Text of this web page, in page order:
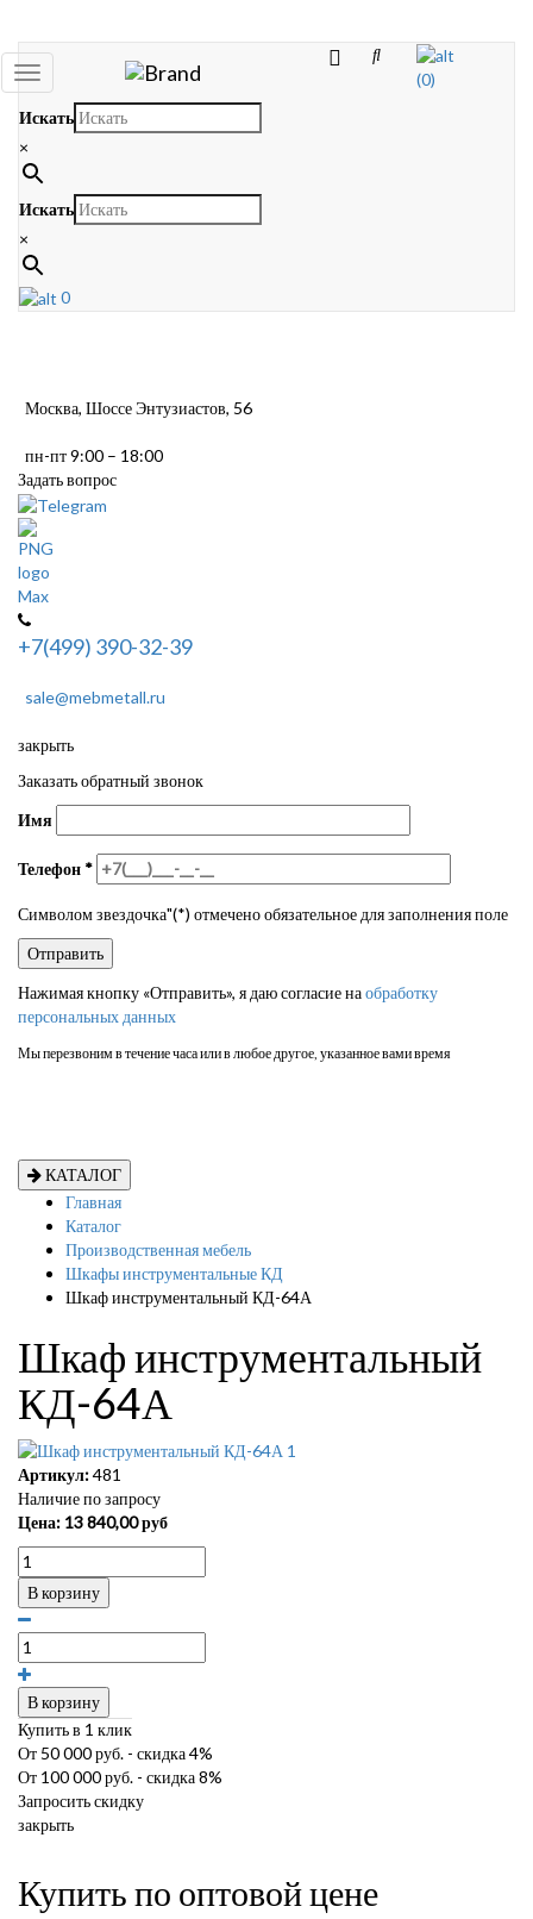
Toggle
navigation
(0)
Искать
×
Искать
×
0
Москва, Шоссе Энтузиастов, 56
пн-пт 9:00 – 18:00
Задать вопрос
+7(499) 390-32-39
sale@mebmetall.ru
закрыть
Заказать обратный звонок
Имя
Телефон *
Символом звездочка"(*) отмечено обязательное для заполнения поле
Нажимая кнопку «Отправить», я даю согласие наобработку
персональных данных
Мы перезвоним в течение часа или в любое другое, указанное вами время
КАТАЛОГ
Главная
Каталог
Производственная мебель
Шкафы инструментальные КД
Шкаф инструментальный КД-64А
Шкаф инструментальный
КД-64А
Артикул:481
Наличие по запросу
Цена: 13 840,00руб
В корзину
В корзину
Купить в 1 клик
От 50 000 руб. - скидка 4%
От 100 000 руб. - скидка 8%
Запросить скидку
закрыть
Купить по оптовой цене